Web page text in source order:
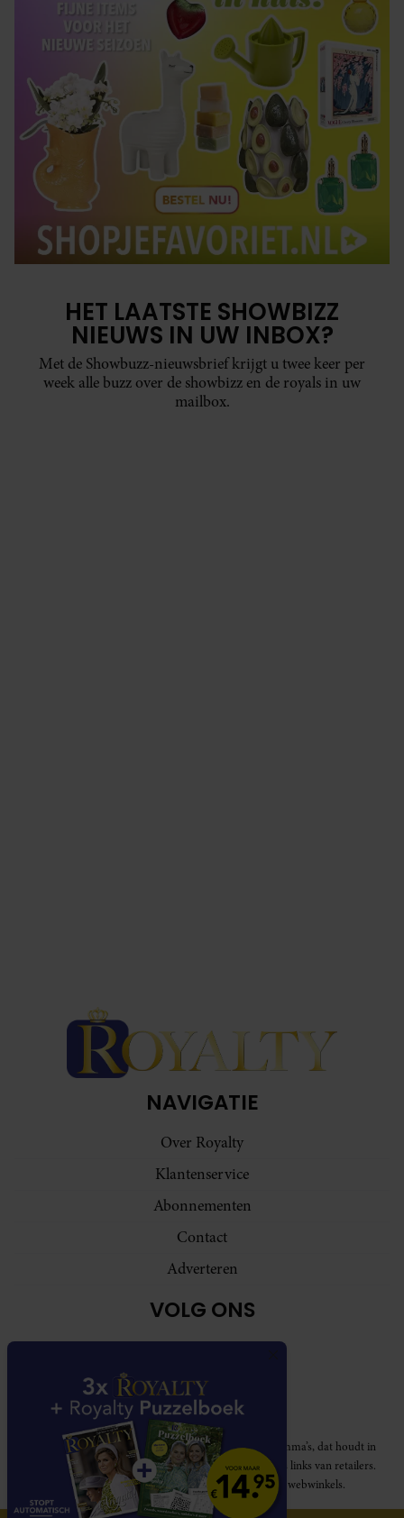
HET LAATSTE SHOWBIZZ
NIEUWS IN UW INBOX?
Met de Showbuzz-nieuwsbrief krijgt u twee keer per
week alle buzz over de showbizz en de royals in uw
mailbox.
NAVIGATIE
Over Royalty
Klantenservice
Abonnementen
Contact
Adverteren
VOLG ONS
Royalty participeert in diverse affiliate marketing programma’s, dat houdt in
dat Royalty commissies ontvangt voor aankopen middels links van retailers.
Deze website wordt niet gesponsord door de genoemde webwinkels.